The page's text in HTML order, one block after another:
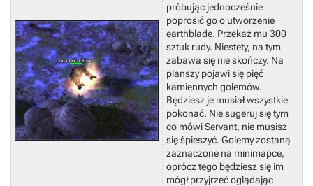
próbując jednocześnie
poprosić go o utworzenie
earthblade. Przekaż mu 300
sztuk rudy. Niestety, na tym
zabawa się nie skończy. Na
planszy pojawi się pięć
kamiennych golemów.
Będziesz je musiał wszystkie
pokonać. Nie sugeruj się tym
co mówi Servant, nie musisz
się śpieszyć. Golemy zostaną
zaznaczone na minimapce,
oprócz tego będziesz się im
mógł przyjrzeć oglądając